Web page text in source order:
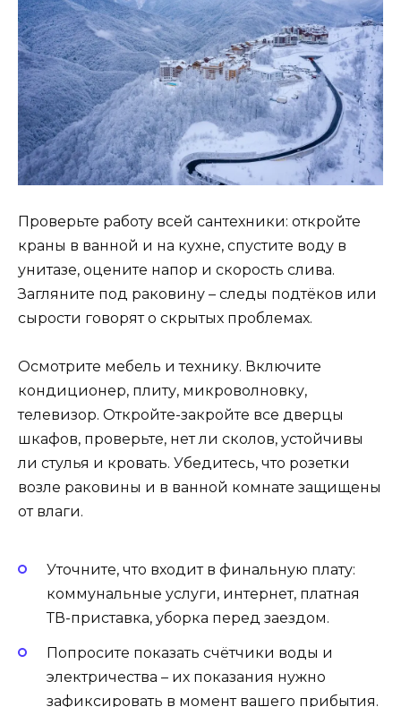
Проверьте работу всей сантехники: откройте
краны в ванной и на кухне, спустите воду в
унитазе, оцените напор и скорость слива.
Загляните под раковину – следы подтёков или
сырости говорят о скрытых проблемах.
Осмотрите мебель и технику. Включите
кондиционер, плиту, микроволновку,
телевизор. Откройте-закройте все дверцы
шкафов, проверьте, нет ли сколов, устойчивы
ли стулья и кровать. Убедитесь, что розетки
возле раковины и в ванной комнате защищены
от влаги.
Уточните, что входит в финальную плату:
коммунальные услуги, интернет, платная
ТВ-приставка, уборка перед заездом.
Попросите показать счётчики воды и
электричества – их показания нужно
зафиксировать в момент вашего прибытия.